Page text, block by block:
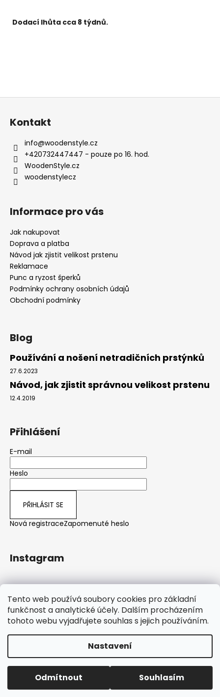
Tento web používá soubory cookies pro základní
funkčnost a analytické účely. Dalším procházením
tohoto webu vyjadřujete souhlas s jejich používáním.
Nastavení
Odmítnout Souhlasím
Od 1. ledna 2026 omezený provoz v zákaznickém servisu –
dotazy vyřizujeme přednostně emailem (odpověď do 2
pracovních dnů), telefonicky po 16. hodině. Objednávky
přijímáme a zpracováváme průběžně jako obvykle.
Dodací lhůta cca 8 týdnů.
Z
Kontakt
info@woodenstyle.cz
+420732447447 - pouze po 16. hod.
WoodenStyle.cz
woodenstylecz
Informace pro vás
Jak nakupovat
Doprava a platba
Návod jak zjistit velikost prstenu
Reklamace
Punc a ryzost šperků
Podmínky ochrany osobních údajů
Obchodní podmínky
Blog
Používání a nošení netradičních prstýnků
27.6.2023
Návod, jak zjistit správnou velikost prstenu
12.4.2019
Přihlášení
E-mail
Heslo
PŘIHLÁSIT SE
Nová registraceZapomenuté heslo
Instagram
Sledovat na Instagramu
Copyright 2026WoodenStyle.cz. Všechna práva
vyhrazena.
Upravit nastavení cookies